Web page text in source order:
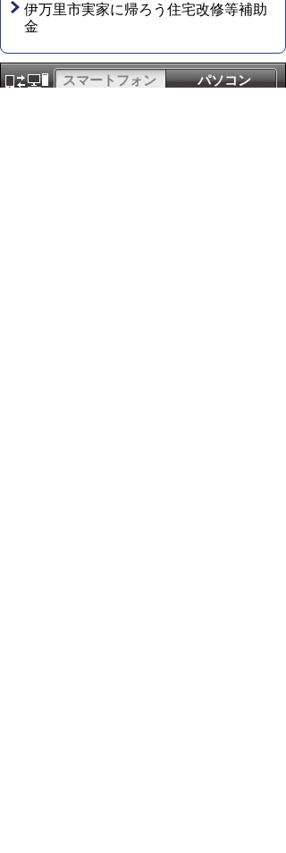
伊万里市実家に帰ろう住宅改修等補助
金
パソコン
スマートフォン